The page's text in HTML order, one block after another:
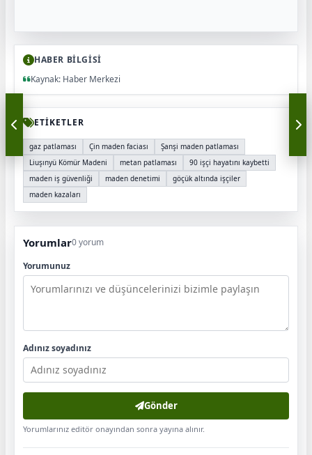
HABER BİLGİSİ
Kaynak: Haber Merkezi
ETİKETLER
gaz patlaması Çin maden faciası
Şanşi maden patlaması
Liuşınyü Kömür Madeni
metan patlaması
90 işçi hayatını kaybetti
maden iş güvenliği
maden denetimi
göçük altında işçiler
maden kazaları
Yorumlar0 yorum
Yorumunuz
Adınız soyadınız
Gönder
Yorumlarınız editör onayından sonra yayına alınır.